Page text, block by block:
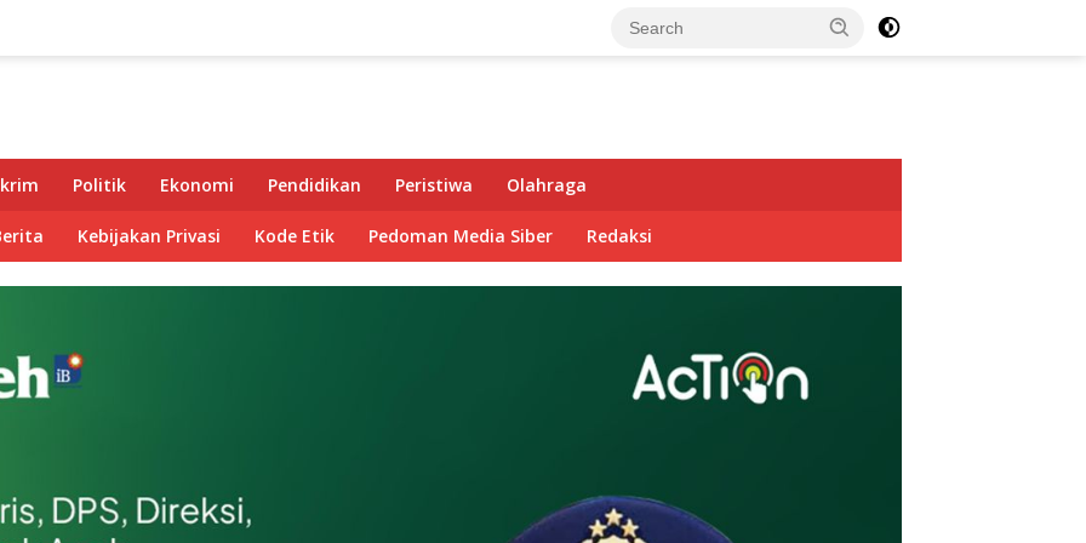
Politik Ekonomi Pendidikan Peristiwa Olahraga
Kebijakan Privasi Kode Etik Pedoman Media Siber Redaksi